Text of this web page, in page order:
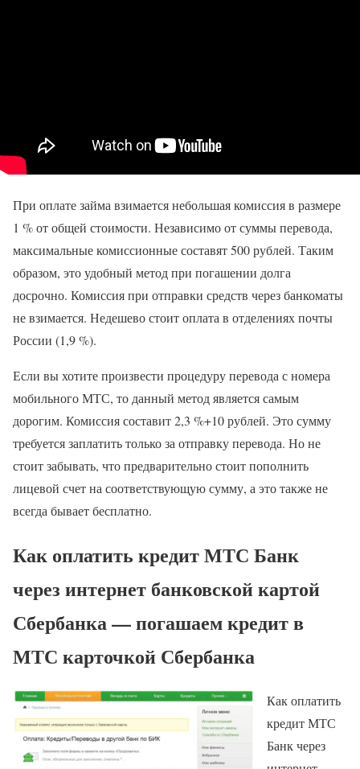
При оплате займа взимается небольшая комиссия в размере
1 % от общей стоимости. Независимо от суммы перевода,
максимальные комиссионные составят 500 рублей. Таким
образом, это удобный метод при погашении долга
досрочно. Комиссия при отправки средств через банкоматы
не взимается. Недешево стоит оплата в отделениях почты
России (1,9 %).
Если вы хотите произвести процедуру перевода с номера
мобильного МТС, то данный метод является самым
дорогим. Комиссия составит 2,3 %+10 рублей. Это сумму
требуется заплатить только за отправку перевода. Но не
стоит забывать, что предварительно стоит пополнить
лицевой счет на соответствующую сумму, а это также не
всегда бывает бесплатно.
Как оплатить кредит МТС Банк
через интернет банковской картой
Сбербанка — погашаем кредит в
МТС карточкой Сбербанка
Как оплатить
кредит МТС
Банк через